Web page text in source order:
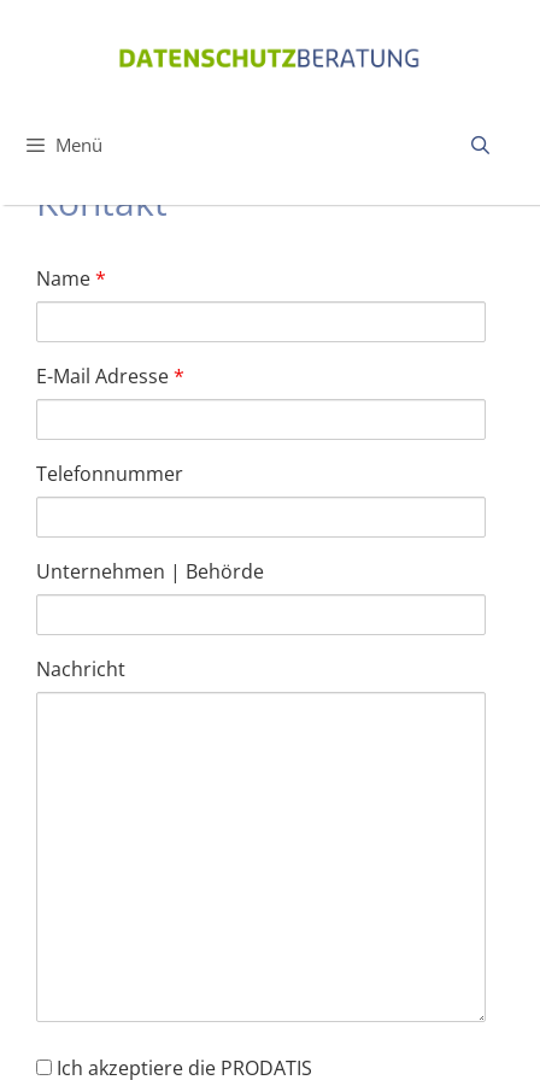
Menü
Kontakt
Name*
E-Mail Adresse*
Telefonnummer
Unternehmen | Behörde
Nachricht
Akzeptanz
Ich akzeptiere die PRODATIS